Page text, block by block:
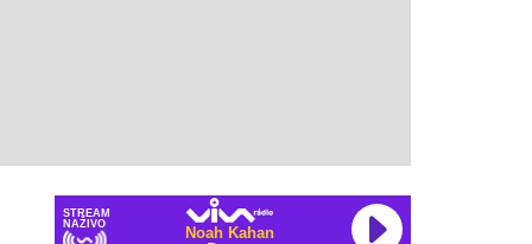
STREAM
NAŽIVO
Noah Kahan